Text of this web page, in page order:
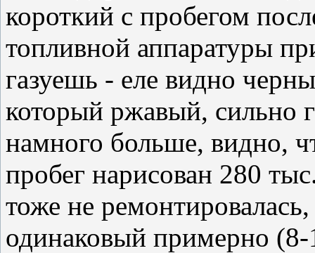
короткий с пробегом
топливной аппаратуры
газуешь - еле видно
который ржавый, сильно
намного больше, видно,
пробег нарисован 280
тоже не
одинаковый примерно